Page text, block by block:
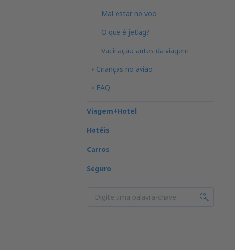
Mal-estar no voo
O que é jetlag?
Vacinação antes da viagem
Crianças no avião
FAQ
Viagem+Hotel
Hotéis
Carros
Seguro